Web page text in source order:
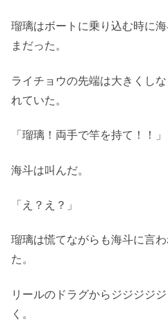
瑠璃はボートに乗り込む時に
まだった。
ライチョウの先端は大きくし
れていた。
「瑠璃！両手で竿を持て！！」
海斗は叫んだ。
「え？え？」
瑠璃は慌てながらも海斗に言
た。
リールのドラグからジジジジ
く。